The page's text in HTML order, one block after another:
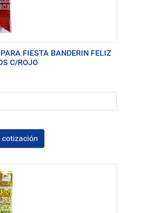
FIESTA BANDERIN FELIZ
C/ROJO